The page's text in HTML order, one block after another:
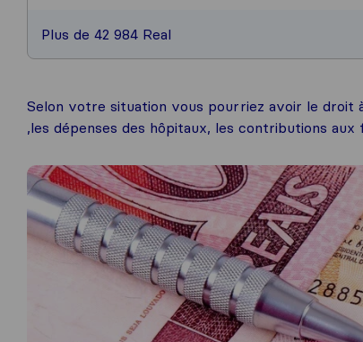
Plus de 42 984 Real
Selon votre situation vous pourriez avoir le droit
,les dépenses des hôpitaux, les contributions